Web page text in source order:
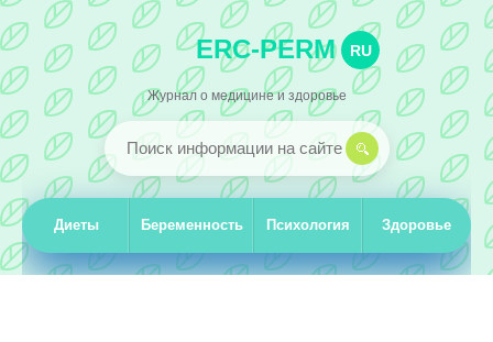
ERC-PERM RU
Журнал о медицине и здоровье
Диеты Беременность Психология Здоровье